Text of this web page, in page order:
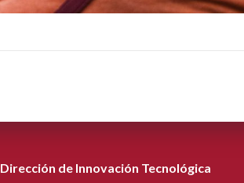
Dirección de Innovación Tecnológica